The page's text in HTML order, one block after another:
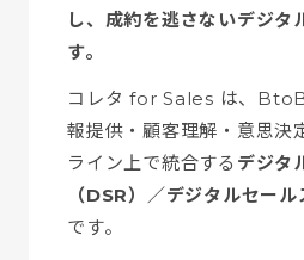
し、成約を逃さないデジタ
す。
コレタ for Sales は、
報提供・顧客理解・意思決
ライン上で統合する デジタ
（DSR）／デジタルセー
です。